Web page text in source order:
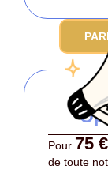
Pour 75
de toute